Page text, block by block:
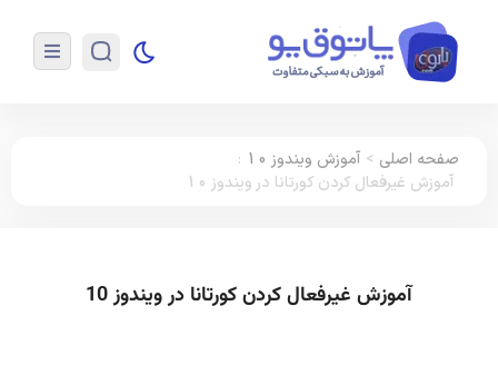
آموزش ویندوز 10
:
کردن کورتانا در ویندوز 10
غیرفعال کردن کورتانا در ویندوز 10